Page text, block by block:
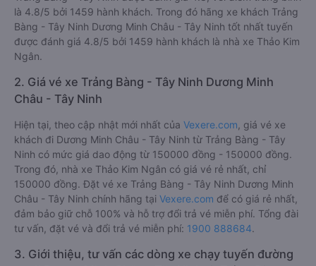
là 4.8/5 bởi 1459 hành khách. Trong đó hãng xe khách Trảng
Bàng - Tây Ninh Dương Minh Châu - Tây Ninh tốt nhất tuyến
được đánh giá 4.8/5 bởi 1459 hành khách là nhà xe Thảo Kim
Ngân.
2. Giá vé xe Trảng Bàng - Tây Ninh Dương Minh
Châu - Tây Ninh
Hiện tại, theo cập nhật mới nhất của Vexere.com , giá vé xe
khách đi Dương Minh Châu - Tây Ninh từ Trảng Bàng - Tây
Ninh có mức giá dao động từ 150000 đồng - 150000 đồng.
Trong đó, nhà xe Thảo Kim Ngân có giá vé rẻ nhất, chỉ
150000 đồng. Đặt vé xe Trảng Bàng - Tây Ninh Dương Minh
Châu - Tây Ninh chính hãng tại Vexere.com để có giá rẻ nhất,
đảm bảo giữ chỗ 100% và hỗ trợ đổi trả vé miễn phí. Tổng đài
tư vấn, đặt vé và đổi trả vé miễn phí: 1900 888684.
3. Giới thiệu, tư vấn các dòng xe chạy tuyến đường